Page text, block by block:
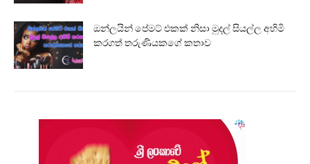
ඔන්ලයින් පේමට් එකක් නිසා මුදල් සියල්ල අහිමි
කරගත් තරුණියකගේ කතාව